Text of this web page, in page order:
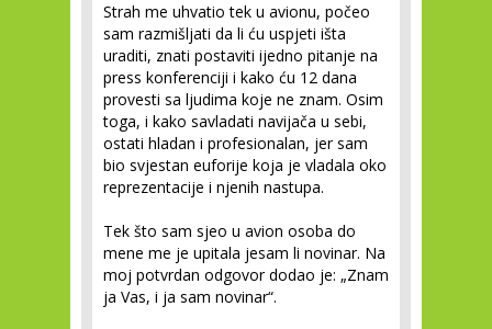
Strah me uhvatio tek u avionu, počeo
sam razmišljati da li ću uspjeti išta
uraditi, znati postaviti ijedno pitanje na
press konferenciji i kako ću 12 dana
provesti sa ljudima koje ne znam. Osim
toga, i kako savladati navijača u sebi,
ostati hladan i profesionalan, jer sam
bio svjestan euforije koja je vladala oko
reprezentacije i njenih nastupa.
Tek što sam sjeo u avion osoba do
mene me je upitala jesam li novinar. Na
moj potvrdan odgovor dodao je: „Znam
ja Vas, i ja sam novinar“.